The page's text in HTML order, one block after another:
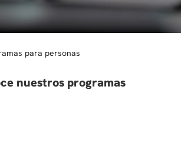
para personas
nuestros programas